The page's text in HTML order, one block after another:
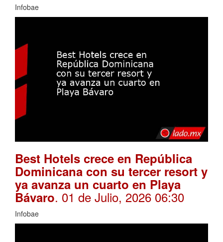
Infobae
Best Hotels crece en República
Dominicana con su tercer resort y
ya avanza un cuarto en Playa
Bávaro. 01 de Julio, 2026 06:30
Infobae